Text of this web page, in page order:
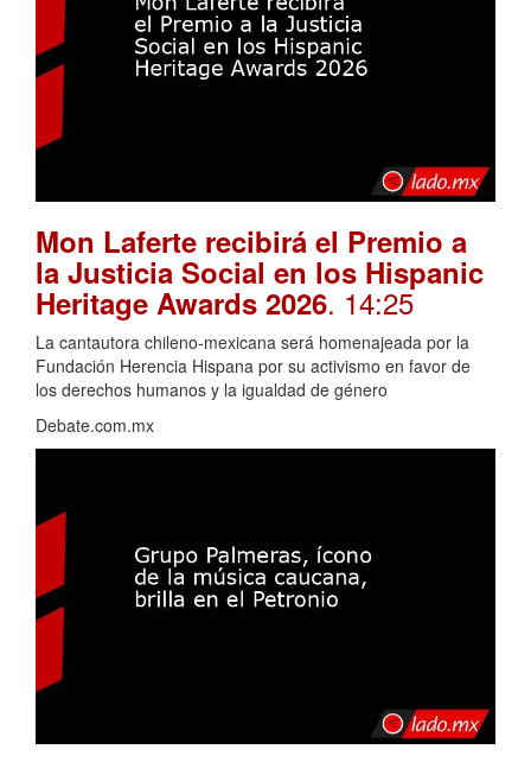
Mon Laferte recibirá el Premio a
la Justicia Social en los Hispanic
Heritage Awards 2026. 14:25
La cantautora chileno-mexicana será homenajeada por la
Fundación Herencia Hispana por su activismo en favor de
los derechos humanos y la igualdad de género
Debate.com.mx